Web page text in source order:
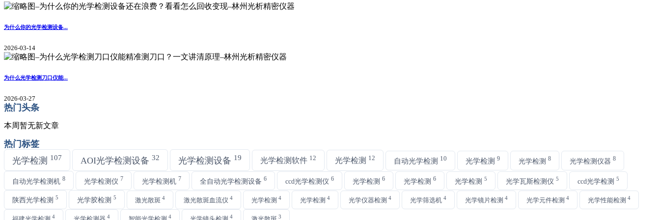
为什么你的光学检测设备...
2026-03-14
为什么光学检测刀口仪能...
2026-03-27
热门头条
本周暂无新文章
热门标签
光学检测
107 AOI光学检测设备 32 光学检测设备 19 光学检测软件 12 光学检测 12 自动光学检测 10 光学检测 9 光学检测 8 光学检测仪器 8
自动光学检测机 8 光学检测仪 7 光学检测机 7 全自动光学检测设备 6 ccd光学检测仪 6 光学检测 6 光学检测 6 光学检测 5 光学瓦斯检测仪 5 ccd光学检测 5
陕西光学检测 5 光学胶检测 5 激光散斑 4 激光散斑血流仪 4 光学检测 4 光学检测 4 光学仪器检测 4 光学筛选机 4 光学镜片检测 4 光学元件检测 4 光学性能检测 4
4 4 4 4 3